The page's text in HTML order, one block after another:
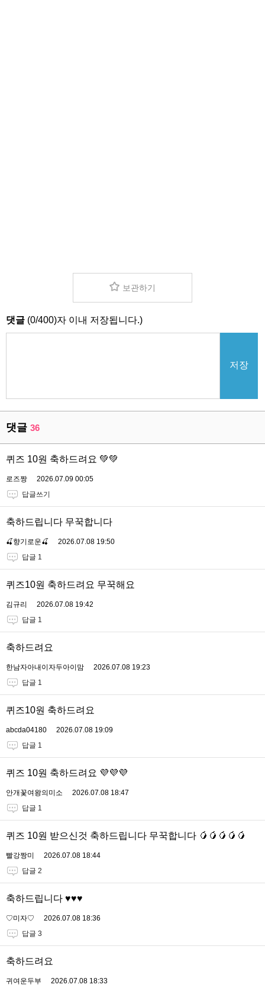
보관하기
댓글 (0/400)자 이내 저장됩니다.)
저장
댓글 36
퀴즈 10원 축하드려요 💚💚
로즈짱
2026.07.09 00:05
답글쓰기
축하드립니다 무꾹합니다
🍒향기로운🍒
2026.07.08 19:50
답글 1
퀴즈10원 축하드려요 무꾹해요
김규리
2026.07.08 19:42
답글 1
축하드려요
한남자아내이자두아이맘
2026.07.08 19:23
답글 1
퀴즈10원 축하드려요
abcda04180
2026.07.08 19:09
답글 1
퀴즈 10원 축하드려요 💜💜💜
안개꽃여왕의미소
2026.07.08 18:47
답글 1
퀴즈 10원 받으신것 축하드립니다 무꾹합니다 🥭🥭🥭🥭🥭
빨강짱미
2026.07.08 18:44
답글 2
축하드립니다 ♥️♥️♥️
♡미자♡
2026.07.08 18:36
답글 3
축하드려요
귀여운두부
2026.07.08 18:33